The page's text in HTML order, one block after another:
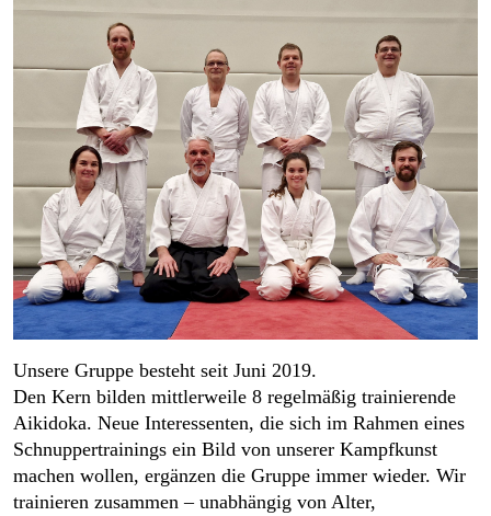
Unsere Gruppe besteht seit Juni 2019.
Den Kern bilden mittlerweile 8 regelmäßig trainierende
Aikidoka. Neue Interessenten, die sich im Rahmen eines
Schnuppertrainings ein Bild von unserer Kampfkunst
machen wollen, ergänzen die Gruppe immer wieder. Wir
trainieren zusammen – unabhängig von Alter,